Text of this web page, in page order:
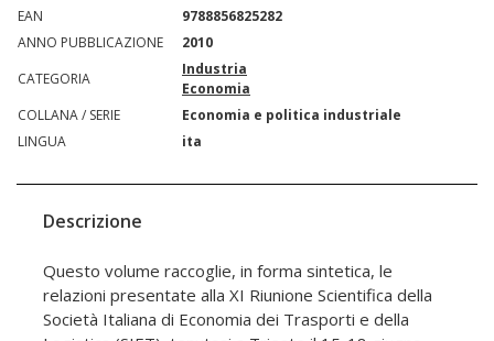
EAN
9788856825282
ANNO PUBBLICAZIONE
2010
CATEGORIA
Industria
Economia
COLLANA / SERIE
Economia e politica industriale
LINGUA
ita
Descrizione
Questo volume raccoglie, in forma sintetica, le
relazioni presentate alla XI Riunione Scientifica della
Società Italiana di Economia dei Trasporti e della